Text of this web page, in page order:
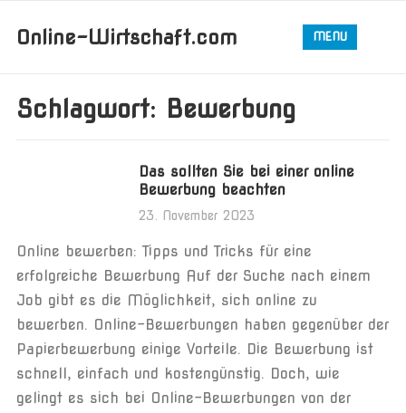
Online-Wirtschaft.com MENU
Schlagwort: Bewerbung
Das sollten Sie bei einer online
Bewerbung beachten
23. November 2023
Online bewerben: Tipps und Tricks für eine
erfolgreiche Bewerbung Auf der Suche nach einem
Job gibt es die Möglichkeit, sich online zu
bewerben. Online-Bewerbungen haben gegenüber der
Papierbewerbung einige Vorteile. Die Bewerbung ist
schnell, einfach und kostengünstig. Doch, wie
gelingt es sich bei Online-Bewerbungen von der